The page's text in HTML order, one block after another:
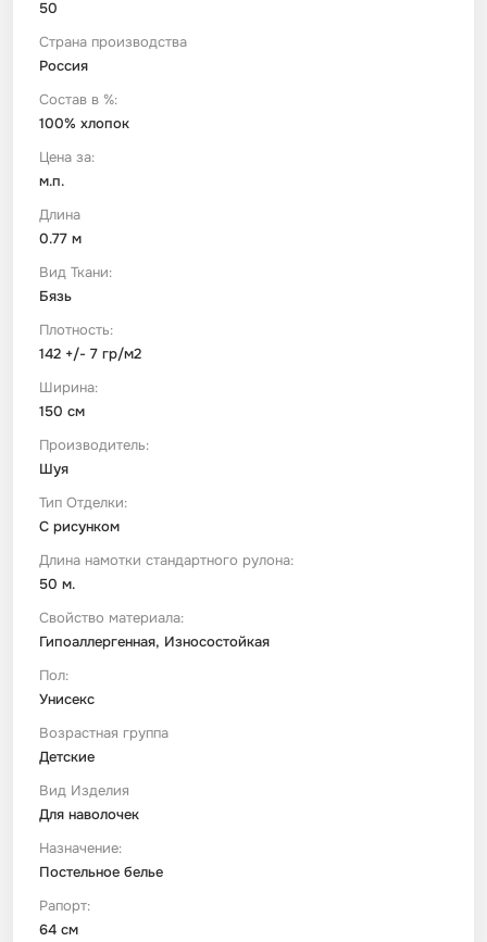
50
Страна производства
Россия
Состав в %:
100% хлопок
Цена за:
м.п.
Длина
0.77 м
Вид Ткани:
Бязь
Плотность:
142 +/- 7 гр/м2
Ширина:
150 см
Производитель:
Шуя
Тип Отделки:
С рисунком
Длина намотки стандартного рулона:
50 м.
Свойство материала:
Гипоаллергенная, Износостойкая
Пол:
Унисекс
Возрастная группа
Детские
Вид Изделия
Для наволочек
Назначение:
Постельное белье
Рапорт:
64 см
Штапель